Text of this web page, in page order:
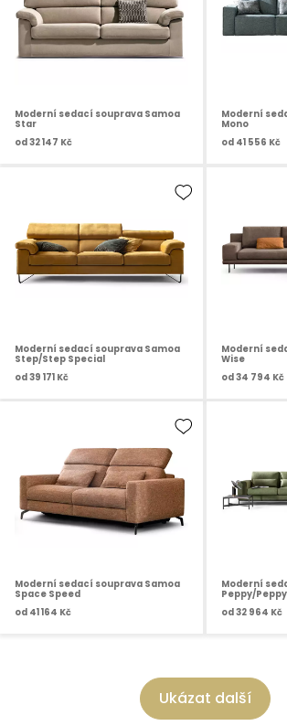
Moderní sedací souprava Samoa
Star
od 32 147 Kč
Moderní
Mono
od 41 556 Kč
Moderní sedací souprava Samoa
Step/Step Special
od 39 171 Kč
Moderní
Wise
od 34 794 Kč
Moderní sedací souprava Samoa
Space Speed
od 41 164 Kč
Moderní
Peppy/
od32 964 Kč
Ukázat další